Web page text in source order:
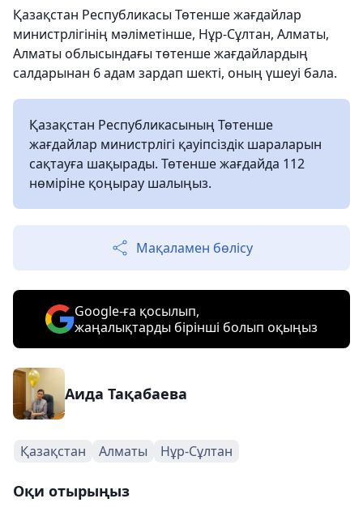
Қазақстан Республикасы Төтенше жағдайлар
министрлігінің мәліметінше, Нұр-Сұлтан, Алматы,
Алматы облысындағы төтенше жағдайлардың
салдарынан 6 адам зардап шекті, оның үшеуі бала.
Қазақстан Республикасының Төтенше
жағдайлар министрлігі қауіпсіздік шараларын
сақтауға шақырады. Төтенше жағдайда 112
нөміріне қоңырау шалыңыз.
Мақаламен бөлісу
Google-ға қосылып,
жаңалықтарды бірінші болып оқыңыз
Аида Тақабаева
Қазақстан Алматы Нұр-Сұлтан
Оқи отырыңыз